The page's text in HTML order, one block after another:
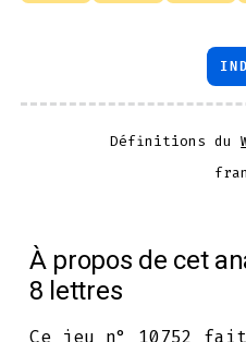
Définitions du
À propos de cet
8 lettres
Ce jeu n° 10752